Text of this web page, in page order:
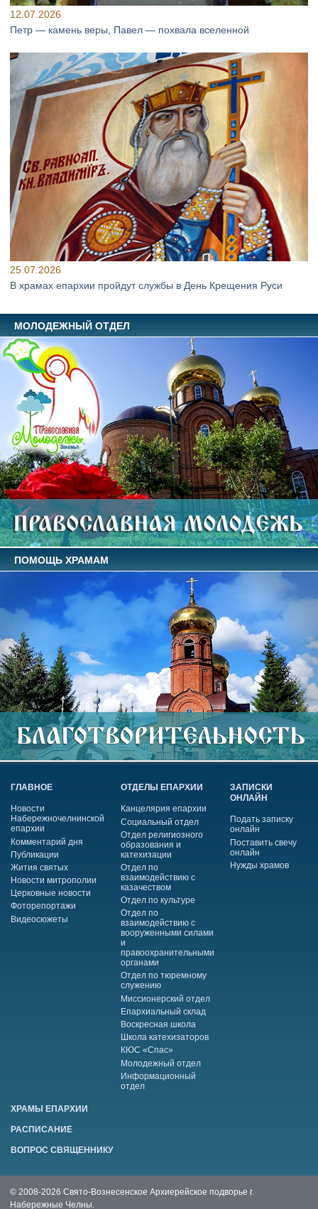
12.07.2026
Петр — камень веры, Павел — похвала вселенной
25.07.2026
В храмах епархии пройдут службы в День Крещения Руси
МОЛОДЕЖНЫЙ ОТДЕЛ
ПОМОЩЬ ХРАМАМ
ГЛАВНОЕ
Новости
Набережночелнинской
епархии
Комментарий дня
Публикации
Жития святых
Новости митрополии
Церковные новости
Фоторепортажи
Видеосюжеты
ОТДЕЛЫ ЕПАРХИИ
Канцелярия епархии
Социальный отдел
Отдел религиозного
образования и
катехизации
Отдел по
взаимодействию с
казачеством
Отдел по культуре
Отдел по
взаимодействию с
вооруженными силами
и
правоохранительными
органами
Отдел по тюремному
служению
Миссионерский отдел
Епархиальный склад
Воскресная школа
Школа катехизаторов
КЮС «Спас»
Молодежный отдел
Информационный
отдел
ЗАПИСКИ
ОНЛАЙН
Подать записку
онлайн
Поставить свечу
онлайн
Нужды храмов
ХРАМЫ ЕПАРХИИ
РАСПИСАНИЕ
ВОПРОС СВЯЩЕННИКУ
© 2008-2026 Свято-Вознесенское Архиерейское подворье г.
Набережные Челны.